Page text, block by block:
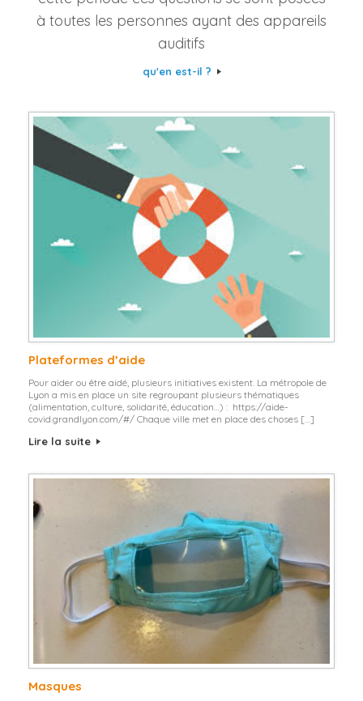
à toutes les personnes ayant des appareils
auditifs
qu'en est-il ?
Plateformes d’aide
Pour aider ou être aidé, plusieurs initiatives existent. La métropole de
Lyon a mis en place un site regroupant plusieurs thématiques
(alimentation, culture, solidarité, éducation…) : https://aide-
covid.grandlyon.com/#/ Chaque ville met en place des choses […]
Lire la suite
Masques